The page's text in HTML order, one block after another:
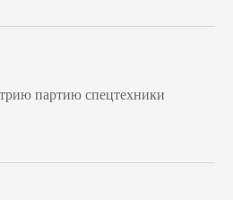
партию спецтехники